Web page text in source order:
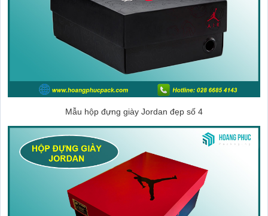
Mẫu hộp đựng giày Jordan đẹp số 4